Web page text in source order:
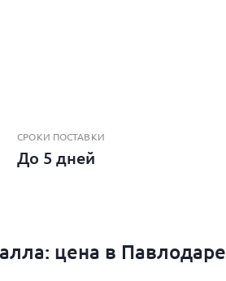
СРОКИ ПОСТАВКИ
До 5 дней
цена в Павлодаре